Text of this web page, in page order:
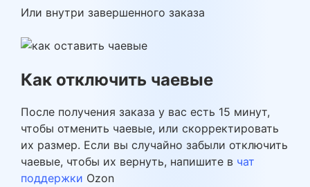
Или внутри завершенного заказа
Как отключить чаевые
После получения заказа у вас есть 15 минут,
чтобы отменить чаевые, или скорректировать
их размер. Если вы случайно забыли отключить
чаевые, чтобы их вернуть, напишите в чат
поддержки Ozon